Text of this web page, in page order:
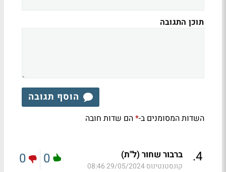
תוכן התגובה
הוסף תגובה
השדות המסומנים ב-*הם שדות חובה
4
. ברבור שחור (ל"ת)
קונסטנטינוס29/05/2024 08:46
0
0